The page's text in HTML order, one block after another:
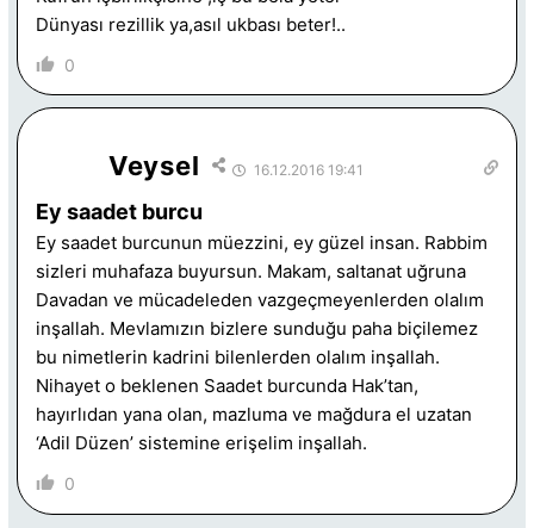
Dünyası rezillik ya,asıl ukbası beter!..
0
Veysel 16.12.2016 19:41
Ey saadet burcu
Ey saadet burcunun müezzini, ey güzel insan. Rabbim
sizleri muhafaza buyursun. Makam, saltanat uğruna
Davadan ve mücadeleden vazgeçmeyenlerden olalım
inşallah. Mevlamızın bizlere sunduğu paha biçilemez
bu nimetlerin kadrini bilenlerden olalım inşallah.
Nihayet o beklenen Saadet burcunda Hak’tan,
hayırlıdan yana olan, mazluma ve mağdura el uzatan
‘Adil Düzen’ sistemine erişelim inşallah.
0